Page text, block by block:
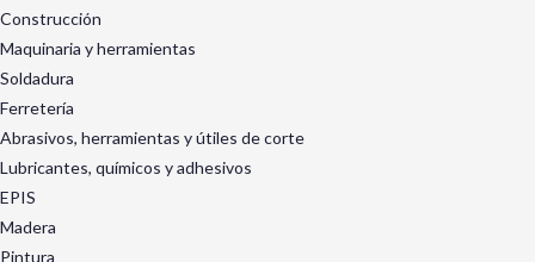
Construcción
Maquinaria y herramientas
Soldadura
Ferretería
Abrasivos, herramientas y útiles de corte
Lubricantes, químicos y adhesivos
EPIS
Madera
Pintura